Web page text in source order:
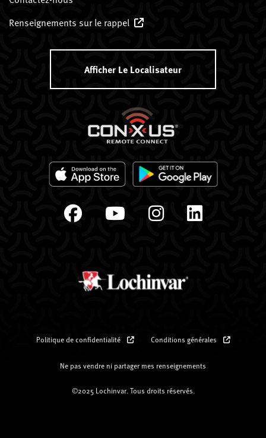
Renseignements sur le rappel
Afficher Le Localisateur
Politique de confidentialité Conditions générales
Ne pas vendre ni partager mes renseignements
©2025 Lochinvar. Tous droits réservés.